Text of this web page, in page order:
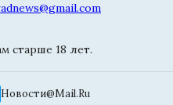
старше 18 лет.
Новости@Mail.Ru